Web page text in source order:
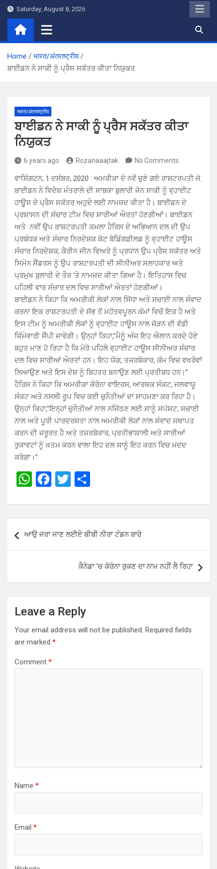
Skip
content
Saturday, August 8, 2026
Home
भारत/अंतराष्ट्रीय
ਬਾਈਡਨ ਨੇ ਸਾਕੀ ਨੂੰ ਪ੍ਰੈਸ ਸਕੱਤਰ ਕੀਤਾ ਨਿਯੁਕਤ
भारत/अंतराष्ट्रीय
ਬਾਈਡਨ ਨੇ ਸਾਕੀ ਨੂੰ ਪ੍ਰੈਸ ਸਕੱਤਰ ਕੀਤਾ
ਨਿਯੁਕਤ
6 years ago Rozanaaajtak No Comments
ਵਾਸ਼ਿੰਗਟਨ, 1 ਦਸੰਬਰ, 2020 : ਅਮਰੀਕਾ ਦੇ ਨਵੇਂ ਚੁਣੇ ਗਏ ਰਾਸ਼ਟਰਪਤੀ ਜੋ.
ਬਾਈਡਨ ਨੇ ਵਿਦੇਸ਼ ਮੰਤਰਾਲੇ ਦੀ ਸਾਬਕਾ ਬੁਲਾਰੀ ਜੇਨ ਸਾਕੀ ਨੂੰ ਵ੍ਹਾਈਟ
ਹਾਊਸ ਦੇ ਪ੍ਰੈਸ ਸਕੱਤਰ ਅਹੁਦੇ ਲਈ ਨਾਮਜ਼ਦ ਕੀਤਾ ਹੈ। ਬਾਈਡਨ ਦੇ
ਪ੍ਰਸ਼ਾਸਨ ਦੀ ਸੰਚਾਰ ਟੀਮ ਵਿਚ ਸਾਰੀਆਂ ਔਰਤਾਂ ਹੋਣਗੀਆਂ। ਬਾਈਡਨ
ਅਤੇ ਨਵੀਂ ਉਪ ਰਾਸ਼ਟਰਪਤੀ ਕਮਲਾ ਹੈਰਿਸ ਦੇ ਅਭਿਆਨ ਦਲ ਦੀ ਉਪ
ਪ੍ਰਬੰਧਕ ਅਤੇ ਸੰਚਾਰ ਨਿਰਦੇਸ਼ਕ ਕੇਟ ਬੇਡਿੰਗਫ਼ੀਲਡ ਨੂੰ ਵ੍ਹਾਈਟ ਹਾਊਸ
ਸੰਚਾਰ ਨਿਰਦੇਸ਼ਕ, ਕੈਰੀਨ ਜੀਨ ਵਿਅਰੇ ਨੂੰ ਪ੍ਰਧਾਨ ਉਪ ਪ੍ਰੈਸ ਸਕੱਤਰ ਅਤੇ
ਸਿਮੋਨ ਸੈਂਡਰਸ ਨੂੰ ਉਪ ਰਾਸ਼ਟਰਪਤੀ ਦੀ ਸੀਨੀਅਰ ਸਲਾਹਕਾਰ ਅਤੇ
ਪ੍ਰਮੁਖ ਬੁਲਾਰੀ ਦੇ ਤੌਰ ‘ਤੇ ਨਾਮਜ਼ਦ ਕੀਤਾ ਗਿਆ ਹੈ। ਇਤਿਹਾਸ ਵਿਚ
ਪਹਿਲੀ ਵਾਰ ਸੰਚਾਰ ਦਲ ਵਿਚ ਸਾਰੀਆਂ ਔਰਤਾਂ ਹੋਣਗੀਆਂ।
ਬਾਈਡਨ ਨੇ ਕਿਹਾ ਕਿ ਅਮਰੀਕੀ ਲੋਕਾਂ ਨਾਲ ਸਿੱਧਾ ਅਤੇ ਸਚਾਈ ਨਾਲ ਸੰਵਾਦ
ਕਰਨਾ ਇਕ ਰਾਸ਼ਟਰਪਤੀ ਦੇ ਸੱਭ ਤੋਂ ਮਹੱਤਵਪੂਰਨ ਕੰਮਾਂ ਵਿਚੋਂ ਇਕ ਹੈ ਅਤੇ
ਇਸ ਟੀਮ ਨੂੰ ਅਮਰੀਕੀ ਲੋਕਾਂ ਨੂੰ ਵ੍ਹਾਈਟ ਹਾਊਸ ਨਾਲ ਜੋੜਨ ਦੀ ਵੱਡੀ
ਜ਼ਿੰਮੇਵਾਰੀ ਸੌਂਪੀ ਜਾਵੇਗੀ। ਉਨ੍ਹਾਂ ਕਿਹਾ,”ਮੈਨੂੰ ਅੱਜ ਇਹ ਐਲਾਨ ਕਰਦੇ ਹੋਏ
ਬਹੁਤ ਮਾਣ ਹੋ ਰਿਹਾ ਹੈ ਕਿ ਮੇਰੇ ਪਹਿਲੇ ਵ੍ਹਾਈਟ ਹਾਊਸ ਸੀਨੀਅਰ ਸੰਚਾਰ
ਦਲ ਵਿਚ ਸਾਰੀਆਂ ਔਰਤਾਂ ਹਨ। ਇਹ ਯੋਗ, ਤਜ਼ਰਬੇਕਾਰ, ਕੰਮ ਵਿਚ ਵਖਰੇਵਾਂ
ਲਿਆਉਣ ਅਤੇ ਇਸ ਦੇਸ਼ ਨੂੰ ਬਿਹਤਰ ਬਨਾਉਣ ਲਈ ਪ੍ਰਤੀਬਧ ਹਨ।”
ਹੈਰਿਸ ਨੇ ਕਿਹਾ ਕਿ ਅਮਰੀਕਾ ਕੋਰੋਨਾ ਵਾਇਰਸ, ਆਰਥਕ ਸੰਕਟ, ਜਲਵਾਯੂ
ਸੰਕਟ ਅਤੇ ਨਸਲੀ ਰੂਪ ਵਿਚ ਕਈ ਚੁਨੌਤੀਆਂ ਦਾ ਸਾਹਮਣਾ ਕਰ ਰਿਹਾ ਹੈ।
ਉਨ੍ਹਾਂ ਕਿਹਾ,”ਇਨ੍ਹਾਂ ਚੁਨੌਤੀਆਂ ਨਾਲ ਨਜਿੱਠਣ ਲਈ ਸਾਨੂੰ ਸਪੱਸ਼ਟ, ਸਚਾਈ
ਨਾਲ ਅਤੇ ਪੂਰੀ ਪਾਰਦਰਸ਼ਤਾ ਨਾਲ ਅਮਰੀਕੀ ਲੋਕਾਂ ਨਾਲ ਸੰਵਾਦ ਸਥਾਪਤ
ਕਰਨ ਦੀ ਜ਼ਰੂਰਤ ਹੈ ਅਤੇ ਤਜ਼ਰਬੇਕਾਰ, ਪ੍ਰਤੀਭਾਸ਼ਾਲੀ ਅਤੇ ਸਾਰੀਆਂ
ਰੁਕਾਵਟਾਂ ਨੂੰ ਖ਼ਤਮ ਕਰਨ ਵਾਲਾ ਇਹ ਦਲ ਸਾਨੂੰ ਇਹ ਕਰਨ ਵਿਚ ਮਦਦ
ਕਰੇਗਾ।”
W
at
s
A
p
F
ce
o
o
T
tt
er
ar
e
navigation
ਆਉ ਜਰਾ ਜਾਣ ਲਈਏ ਬੀਬੀ ਨੀਰਾ ਟੰਡਨ ਬਾਰੇ
ਕੈਨੇਡਾ ‘ਚ ਕੋਰੋਨਾ ਰੁਕਣ ਦਾ ਨਾਮ ਨਹੀਂ ਲੈ ਰਿਹਾ
Leave a Reply
Your email address will not be published. Required fields
are marked *
Comment *
Name *
Email *